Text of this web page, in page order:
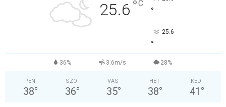
25.6 °C
°
25.6
°
36% 3.6m/s 28%
PÉN
38°
SZO
36°
VAS
35°
HÉT
38°
KED
41 °